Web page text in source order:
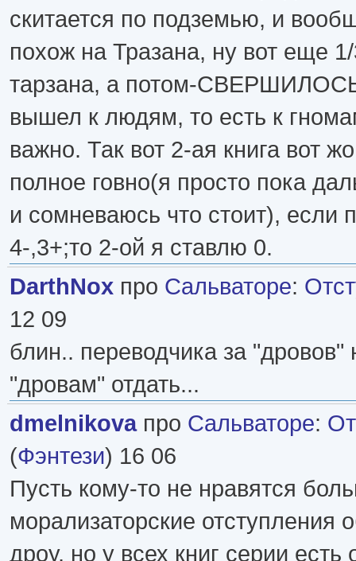
скитается по подземью, и
похож на Тразана, ну вот еще
тарзана, а потом-
вышел к людям, то есть к
важно. Так вот 2-ая книга вот
полное говно(я просто пока
и сомневаюсь что стоит), если
4-,3+;то 2-ой я ставлю 0.
DarthNox про Сальваторе:
12 09
блин.. переводчика за
"дровам" отдать...
dmelnikovaпро Сальваторе:
(Фэнтези) 16 06
Пусть кому-то не нравятся
морализаторские отступления
дроу, но у всех книг серии